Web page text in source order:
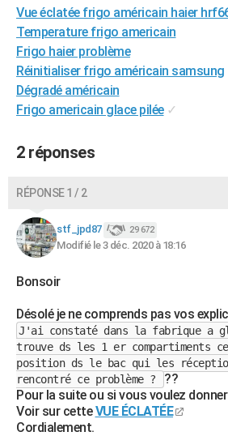
CARTE DE VOEUX
Carte de Noël
Carte Bonne année
Carte Saint-Valentin
Carte Pâques
Carte d'anniversaire
DICTIONNAIRE
Dictionnaire
Biographies
Citations
Expressions
Proverbes
COPAINS D'AVANT
S'inscrire
Se connecter
Lycées
Collèges
Primaires
Universités
Entreprises
Service militaire
Avis de recherche
AVIS DE DÉCÈS
FORUM
Bricolage
Lifestyle
Culture
Sport
Auto
Television
Voyage
Cinema
Vue éclatée frigo américain haier
Temperature frigo americain
Frigo haier problème
Réinitialiser frigo américain samsung
Dégradé américain
Frigo americain glace pilée ✓
2 réponses
RÉPONSE 1 / 2
stf_jpd87 29 672
Modifié le 3 déc. 2020 à 18:16
Bonsoir
Désolé je ne comprends pas vos
J'ai constaté dans la fabrique a
trouve ds les 1 er compartiments
position ds le bac qui les
rencontré ce problème ?
??
Pour la suite ou si vous voulez donner
Voir sur cetteVUE ÉCLATÉE
Cordialement.